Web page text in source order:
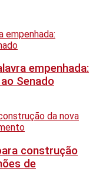
empenhada:
Senado
construção
de